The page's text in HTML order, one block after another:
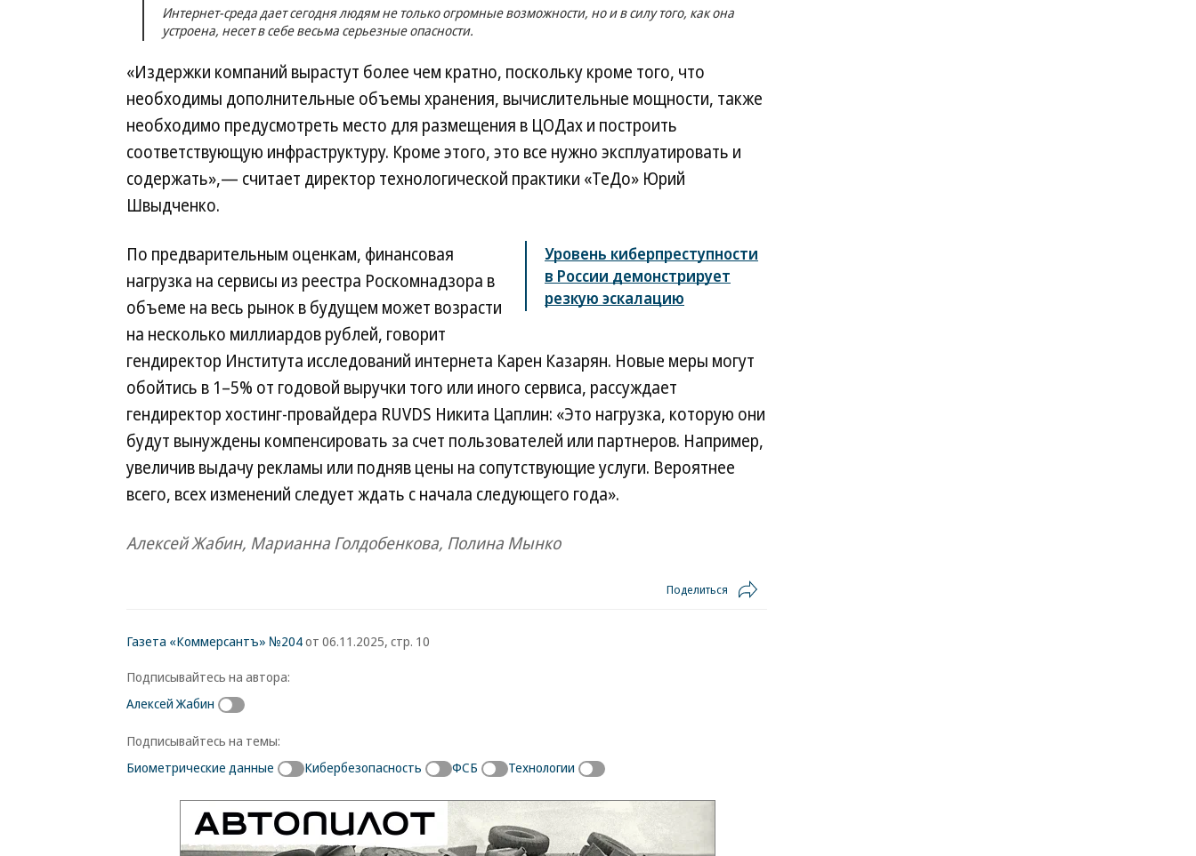
Интернет-среда дает сегодня людям не только огромные возможности, но и в силу того, как она
устроена, несет в себе весьма серьезные опасности.
«Издержки компаний вырастут более чем кратно, поскольку кроме того, что
необходимы дополнительные объемы хранения, вычислительные мощности, также
необходимо предусмотреть место для размещения в ЦОДах и построить
соответствующую инфраструктуру. Кроме этого, это все нужно эксплуатировать и
содержать»,— считает директор технологической практики «ТеДо» Юрий
Швыдченко.
Уровень киберпреступности
в России демонстрирует
резкую эскалацию
По предварительным оценкам, финансовая
нагрузка на сервисы из реестра Роскомнадзора в
объеме на весь рынок в будущем может возрасти
на несколько миллиардов рублей, говорит
гендиректор Института исследований интернета Карен Казарян. Новые меры могут
обойтись в 1–5% от годовой выручки того или иного сервиса, рассуждает
гендиректор хостинг-провайдера RUVDS Никита Цаплин: «Это нагрузка, которую они
будут вынуждены компенсировать за счет пользователей или партнеров. Например,
увеличив выдачу рекламы или подняв цены на сопутствующие услуги. Вероятнее
всего, всех изменений следует ждать с начала следующего года».
Алексей Жабин, Марианна Голдобенкова, Полина Мынко
Поделиться
Газета «Коммерсантъ» №204от 06.11.2025, стр. 10
Подписывайтесь на автора:
Алексей Жабин
Подписывайтесь на темы:
Биометрические данные
Кибербезопасность ФСБ Технологии